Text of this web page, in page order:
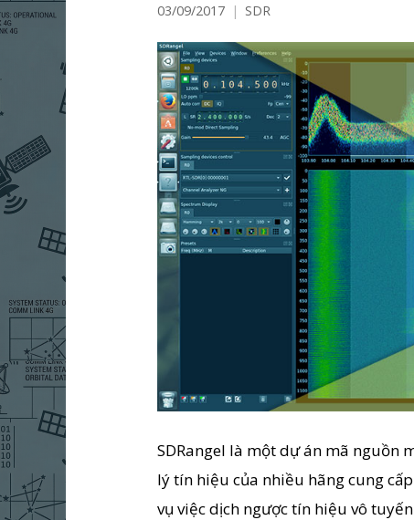
03/09/2017 SDR
SDRangel là một dự án mã nguồn
lý tín hiệu của nhiều hãng cung
vụ việc dịch ngược tín hiệu vô